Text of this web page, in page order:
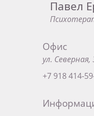
Павел
Офис
ул.
+7 918 414-